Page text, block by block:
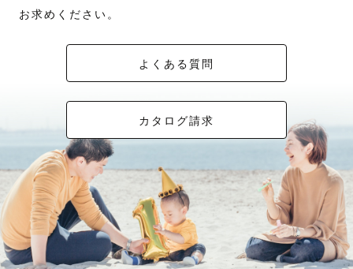
お求めください。
よくある質問
カタログ請求